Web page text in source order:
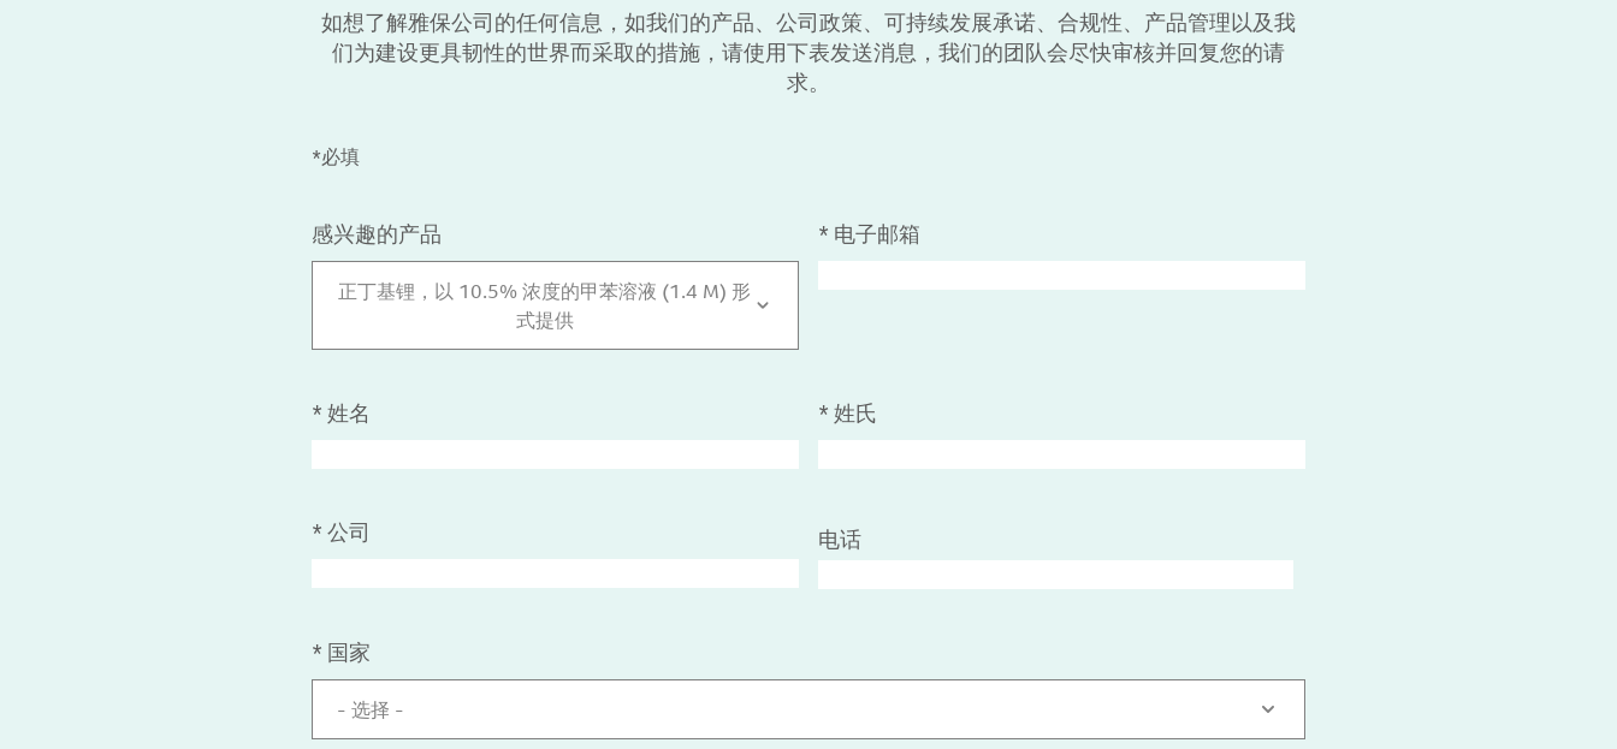
如想了解雅保公司的任何信息，如我们的产品、公司政策、可持续发展承诺、合规性、产品管理以及我
们为建设更具韧性的世界而采取的措施，请使用下表发送消息，我们的团队会尽快审核并回复您的请
求。
*必填
感兴趣的产品
正丁基锂，以 10.5% 浓度的甲苯溶液 (1.4 M) 形
式提供
* 电子邮箱
*姓名 * 姓氏
*公司 电话
* 国家
- 选择 -